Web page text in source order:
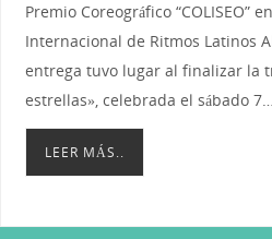
Premio Coreográfico “COLISEO”
Internacional de Ritmos Latinos
entrega tuvo lugar al finalizar la
estrellas», celebrada el sábado 7…
LEER MÁS..